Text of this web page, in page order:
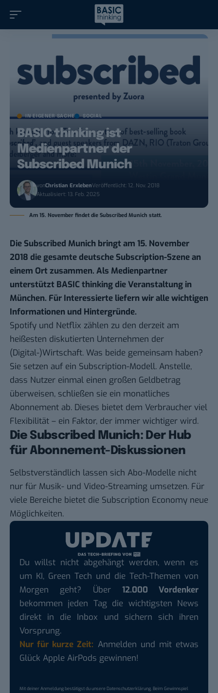
IN EIGENER SACHE SOCIAL
BASIC thinking ist
Medienpartner der
Subscribed Munich
vonChristian ErxlebenVeröffentlicht: 12. Nov. 2018
Aktualisiert: 13. Feb. 2025
Am 15. November findet die Subscribed Munich statt.
Die Subscribed Munich bringt am 15. November
2018 die gesamte deutsche Subscription-Szene an
einem Ort zusammen. Als Medienpartner
unterstützt BASIC thinking die Veranstaltung in
München. Für Interessierte liefern wir alle wichtigen
Informationen und Hintergründe.
Spotify und Netflix zählen zu den derzeit am
heißesten diskutierten Unternehmen der
(Digital-)Wirtschaft. Was beide gemeinsam haben?
Sie setzen auf ein Subscription-Modell. Anstelle,
dass Nutzer einmal einen großen Geldbetrag
überweisen, schließen sie ein monatliches
Abonnement ab. Dieses bietet dem Verbraucher viel
Flexibilität – ein Faktor, der immer wichtiger wird.
Die Subscribed Munich: Der Hub
für Abonnement-Diskussionen
Selbstverständlich lassen sich Abo-Modelle nicht
nur für Musik- und Video-Streaming umsetzen. Für
viele Bereiche bietet die Subscription Economy neue
Möglichkeiten.
Du willst nicht abgehängt werden, wenn es
um KI, Green Tech und die Tech-Themen von
Morgen geht? Über 12.000 Vordenker
bekommen jeden Tag die wichtigsten News
direkt in die Inbox und sichern sich ihren
Vorsprung.
Nur für kurze Zeit: Anmelden und mit etwas
Glück Apple AirPods gewinnen!
Mit deiner Anmeldung bestätigst du unsereDatenschutzerklärung. Beim Gewinnspiel